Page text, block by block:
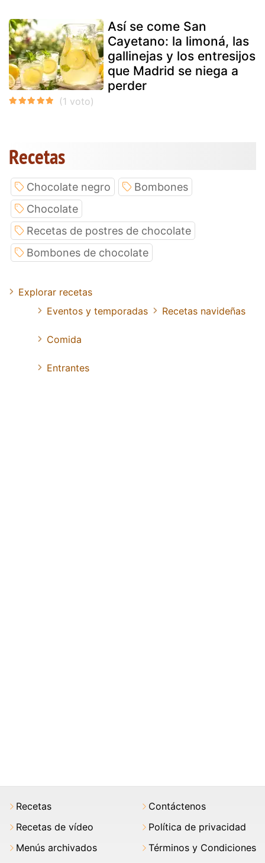
Así se come San
Cayetano: la limoná, las
gallinejas y los entresijos
que Madrid se niega a
perder
Recetas
Chocolate negro
Bombones
Chocolate
Recetas de postres de chocolate
Bombones de chocolate
Explorar recetas
Eventos y temporadas
Recetas navideñas
Comida
Entrantes
Recetas
Recetas de vídeo
Menús archivados
Contáctenos
Política de privacidad
Términos y Condiciones